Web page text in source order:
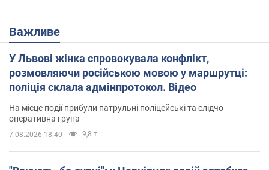
Важливе
У Львові жінка спровокувала конфлікт,
розмовляючи російською мовою у маршрутці:
поліція склала адмінпротокол. Відео
На місце події прибули патрульні поліцейські та слідчо-
оперативна група
7.08.2026 18:40 9,8 т.